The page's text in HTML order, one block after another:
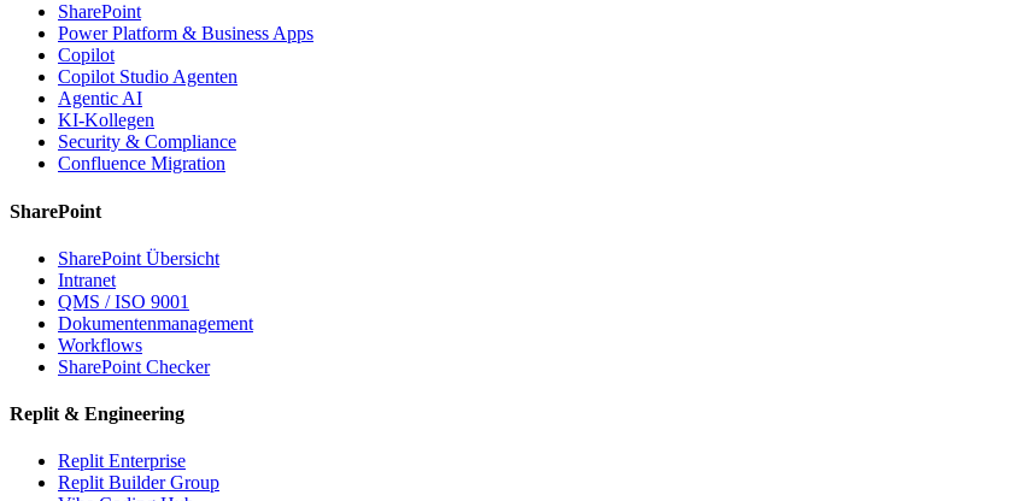
SharePoint
Power Platform & Business Apps
Copilot
Copilot Studio Agenten
Agentic AI
KI-Kollegen
Security & Compliance
Confluence Migration
SharePoint
SharePoint Übersicht
Intranet
QMS / ISO 9001
Dokumentenmanagement
Workflows
SharePoint Checker
Replit & Engineering
Replit Enterprise
Replit Builder Group